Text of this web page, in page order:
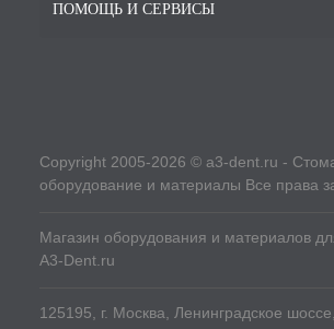
ПОМОЩЬ И СЕРВИСЫ
Copyright 2005-2026 © a3-dent.ru -
оборудование и материалы Все права
Магазин оборудования и материалов
A3-Dent.ru
125195, г. Москва, Ленинградское